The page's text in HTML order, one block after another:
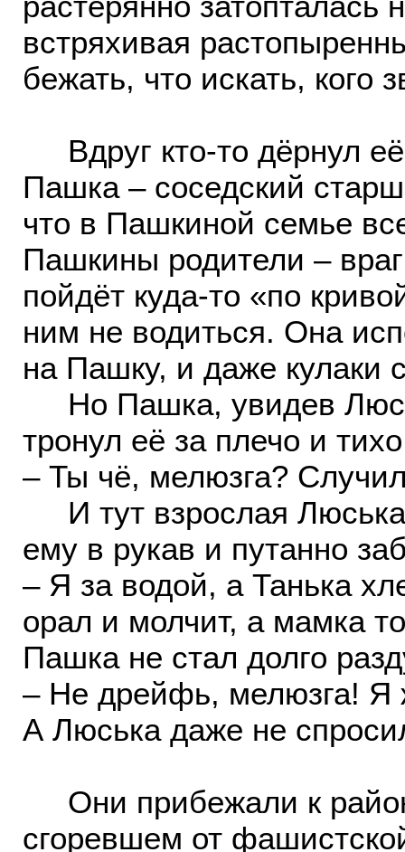
встряхивая
бежать, что искать, кого
Вдруг кто-то дёрнул её
Пашка – соседский
что в Пашкиной семье
Пашкины родители –
пойдёт куда-то «по
ним не водиться. Она
на Пашку, и даже кулаки
Но Пашка, увидев
тронул её за плечо и
– Ты чё, мелюзга?
И тут взрослая
ему в рукав и путанно
– Я за водой, а Танька
орал и молчит, а мамка
Пашка не стал долго
– Не дрейфь, мелюзга! Я
А Люська даже не
Они прибежали к
сгоревшем от